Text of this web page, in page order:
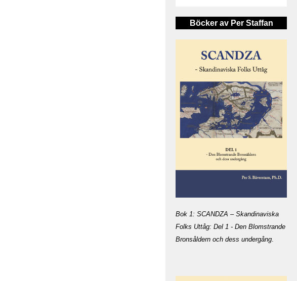
Böcker av Per Staffan
Bok 1: SCANDZA – Skandinaviska
Folks Uttåg: Del 1 - Den Blomstrande
Bronsåldern och dess undergång.